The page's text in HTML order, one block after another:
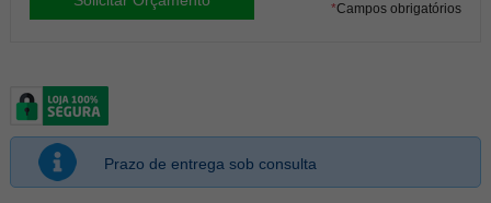
*Campos obrigatórios
Prazo de entrega sob consulta